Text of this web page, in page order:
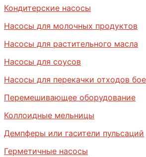
Кондитерские насосы
Насосы для молочных продуктов
Насосы для растительного масла
Насосы для соусов
Насосы для перекачки отходов
Перемешивающее оборудование
Коллоидные мельницы
Демпферы или гасители пульсаций
Герметичные насосы